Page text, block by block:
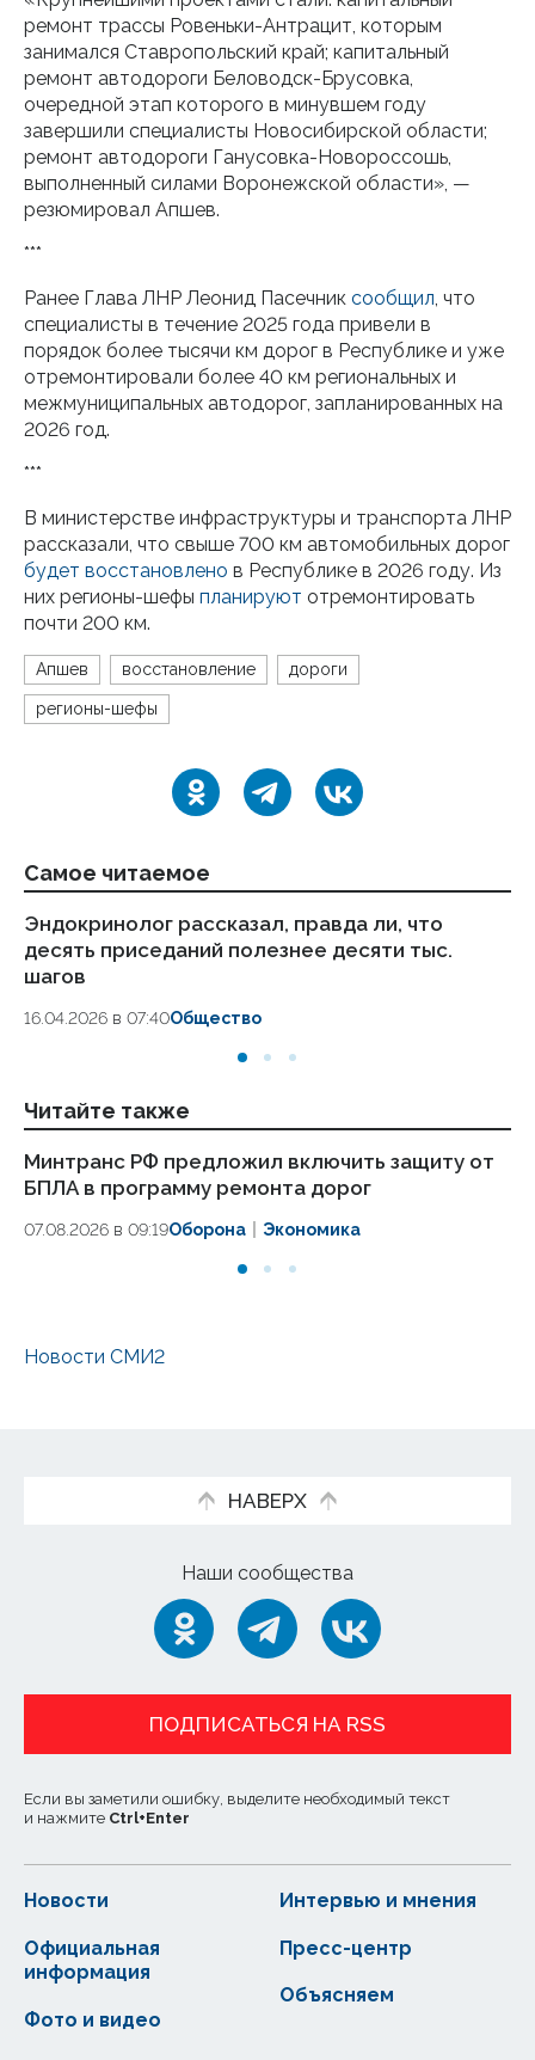
ремонт трассы Ровеньки-Антрацит, которым
занимался Ставропольский край; капитальный
ремонт автодороги Беловодск-Брусовка,
очередной этап которого в минувшем году
завершили специалисты Новосибирской области;
ремонт автодороги Ганусовка-Новороссошь,
выполненный силами Воронежской области», —
резюмировал Апшев.
***
Ранее Глава ЛНР Леонид Пасечник сообщил, что
специалисты в течение 2025 года привели в
порядок более тысячи км дорог в Республике и уже
отремонтировали более 40 км региональных и
межмуниципальных автодорог, запланированных на
2026 год.
***
В министерстве инфраструктуры и транспорта ЛНР
рассказали, что свыше 700 км автомобильных дорог
будет восстановлено в Республике в 2026 году. Из
них регионы-шефы планируют отремонтировать
почти 200 км.
Апшев восстановление дороги
регионы-шефы
Самое читаемое
Эндокринолог рассказал, правда ли, что
десять приседаний полезнее десяти тыс.
шагов
16.04.2026 в 07:40Общество
Читайте также
Минтранс РФ предложил включить защиту от
БПЛА в программу ремонта дорог
07.08.2026 в 09:19Оборона Экономика
Новости СМИ2
НАВЕРХ
Наши сообщества
ПОДПИСАТЬСЯ НА RSS
Если вы заметили ошибку, выделите необходимый текст
и нажмите Ctrl+Enter
Новости
Официальная
информация
Интервью и мнения
Фото и видео
Пресс-центр
Объясняем